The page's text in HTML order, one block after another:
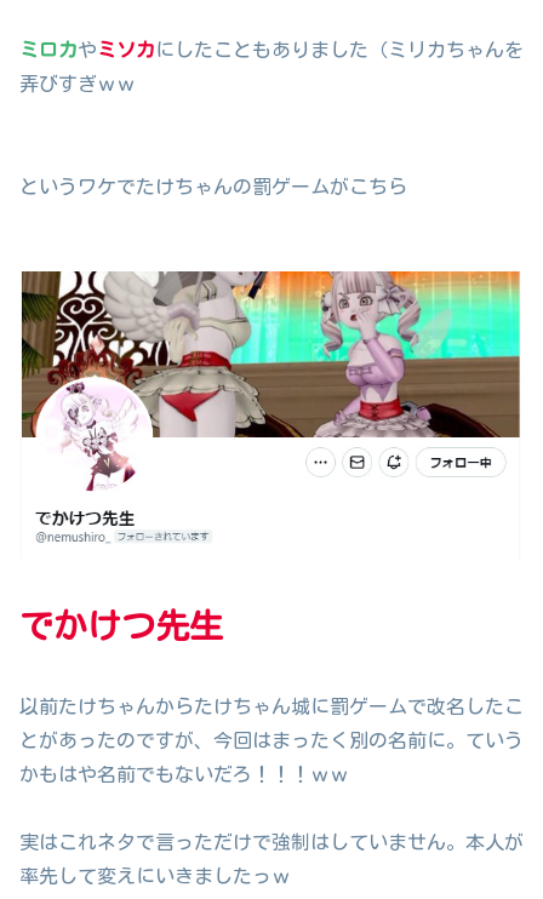
ミロカやミソカにしたこともありました（ミリカちゃんを
弄びすぎｗｗ
というワケでたけちゃんの罰ゲームがこちら
でかけつ先生
以前たけちゃんからたけちゃん城に罰ゲームで改名したこ
とがあったのですが、今回はまったく別の名前に。ていう
かもはや名前でもないだろ！！！ｗｗ
実はこれネタで言っただけで強制はしていません。本人が
率先して変えにいきましたっｗ